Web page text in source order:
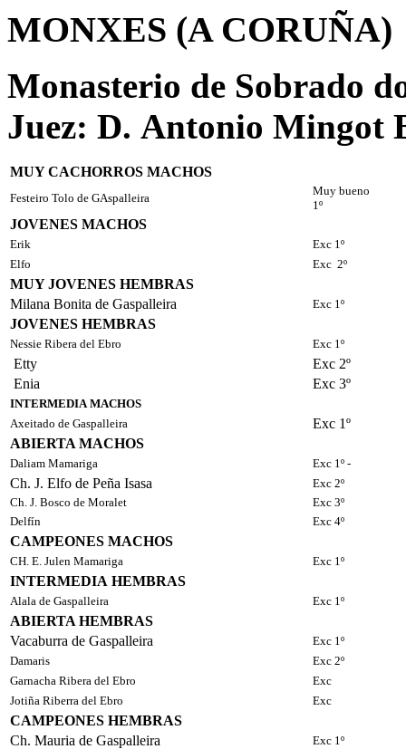
MONXES (A CORUÑA)
Monasterio de Sobrado
Juez: D. Antonio Mingot
MUY CACHORROS MACHOS
Festeiro Tolo de GAspalleira
Muy bueno
1º
JOVENES MACHOS
Erik
Exc 1º
Elfo
Exc 2º
MUY JOVENES HEMBRAS
Milana Bonita de Gaspalleira
Exc 1º
JOVENES HEMBRAS
Nessie Ribera del Ebro Exc 1º
Etty
Exc 2º
Enia
Exc 3º
INTERMEDIA MACHOS
Axeitado de Gaspalleira
Exc 1º
ABIERTA MACHOS
Daliam Mamariga Exc 1º -
Ch. J. Elfo de Peña Isasa
Exc 2º
Ch. J. Bosco de Moralet
Exc 3º
Delfín
Exc 4º
CAMPEONES MACHOS
CH. E. Julen Mamariga Exc 1º
INTERMEDIA HEMBRAS
Alala de Gaspalleira Exc 1º
ABIERTA HEMBRAS
Vacaburra de Gaspalleira
Exc 1º
Damaris
Exc 2º
Garnacha Ribera del Ebro
Exc
Jotiña Riberra del Ebro
Exc
CAMPEONES HEMBRAS
Ch. Mauria de Gaspalleira
Exc 1º